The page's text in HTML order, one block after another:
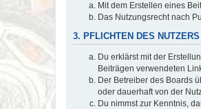
Mit dem Erstellen eines
Das Nutzungsrecht nach
3. PFLICHTEN DES NUTZERS
Du erklärst mit der
Beiträgen verwendeten
Der Betreiber des Boards
oder dauerhaft von der
Du nimmst zur Kenntnis,